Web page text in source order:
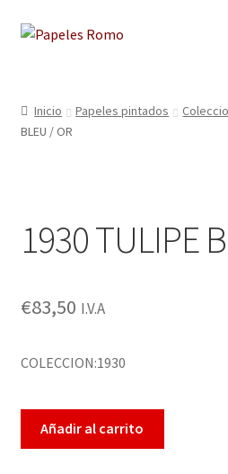
Ir
Ir
Aviso legal
Carrito
Donde Estamos
Enmarcación
Inicio Papeles pintados
BLEU / OR
1930 TULIPE
€83,50 I.V.A
COLECCION:1930
Añadir al carrito